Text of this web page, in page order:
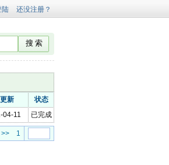
更新
状态
04-11 已完成
>> 1